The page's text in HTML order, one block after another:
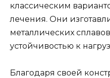
классическим
лечения. Они
металлических
устойчивостью к
Благодаря своей